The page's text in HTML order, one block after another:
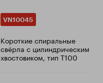
VN10045
Короткие спиральные
свёрла с цилиндрическим
хвостовиком, тип T100